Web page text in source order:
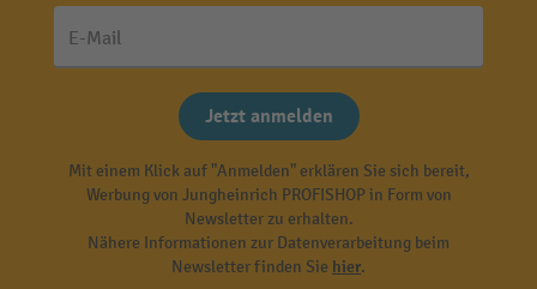
E-Mail
Jetzt anmelden
Mit einem Klick auf "Anmelden" erklären Sie sich bereit,
Werbung von Jungheinrich PROFISHOP in Form von
Newsletter zu erhalten.
Nähere Informationen zur Datenverarbeitung beim
Newsletter finden Sie hier.